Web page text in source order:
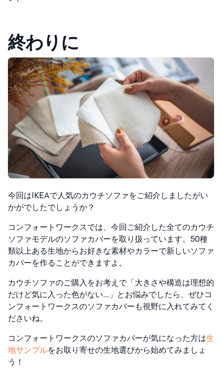
終わりに
今回はIKEAで人気のカウチソファをご紹介しましたがい
かがでしたでしょうか？
コンフォートワークスでは、今回ご紹介した全てのカウチ
ソファモデルのソファカバーを取り扱っています。50種
類以上ある生地からお好きな素材やカラーで新しいソファ
カバーを作ることができますよ。
カウチソファのご購入をお考えで「大きさや構造は理想的
だけど気に入った色がない…」とお悩みでしたら、ぜひコ
ンフォートワークスのソファカバーも視野に入れてみてく
ださいね。
コンフォートワークスのソファカバーが気になった方は生
地サンプルをお取り寄せの生地選びから始めてみましょ
う！